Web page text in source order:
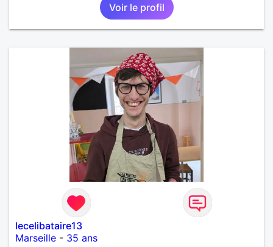
Voir le profil
lecelibataire13
Marseille - 35 ans